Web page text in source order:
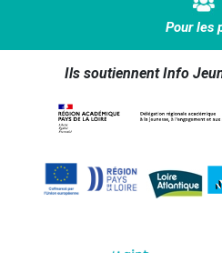
Pour les
Ils soutiennent Info